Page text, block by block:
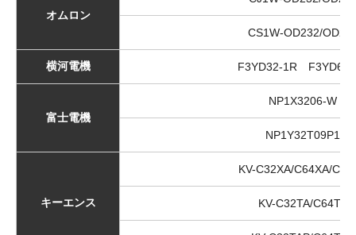
オムロン
CS1W-OD232/
横河電機 F3YD32-1R F3YD64-
富士電機
NP1X3206-W
NP1Y32T09P1
キーエンス
KV-C32XA/C64XA/
KV-C32TA/C64TA